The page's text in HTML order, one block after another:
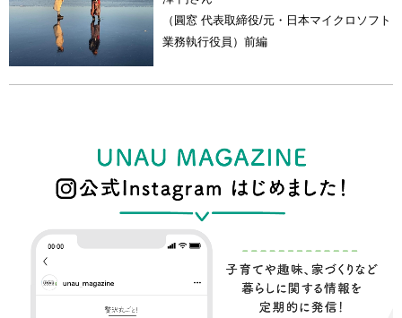
（圓窓 代表取締役/元・日本マイクロソフト
業務執行役員）前編